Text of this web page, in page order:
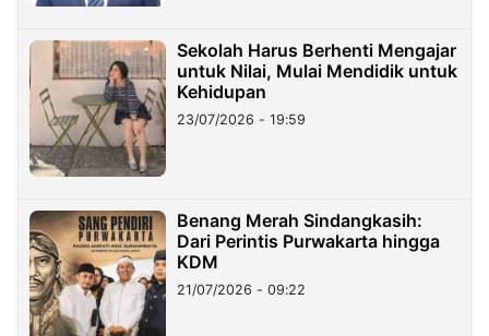
Sekolah Harus Berhenti Mengajar
untuk Nilai, Mulai Mendidik untuk
Kehidupan
23/07/2026 - 19:59
Benang Merah Sindangkasih:
Dari Perintis Purwakarta hingga
KDM
21/07/2026 - 09:22